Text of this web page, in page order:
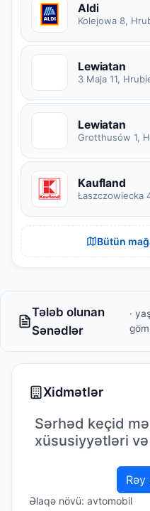
Aldi
Kolejowa 8,
Lewiatan
3 Maja 11,
Lewiatan
Grotthusów 1,
Kaufland
Bütün
Tələb olunan
Sənədlər
·
Xidmətlər
Sərhəd keçid
xüsusiyyətləri və
Rəy
Əlaqə növü: avtomobil